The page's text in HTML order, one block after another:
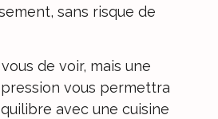
sans risque de
vous de voir, mais une
vous permettra
avec une cuisine